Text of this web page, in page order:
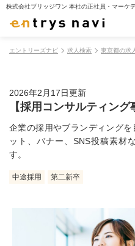
エントリーズナビ 求人検索 東京都の求
2026年2月17日更新
【採用コンサルティング
企業の採用やブランディング
ット、バナー、SNS投稿素材
す。
中途採用 第二新卒